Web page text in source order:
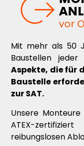
vor
Mit mehr als 50
Baustellen jeder
Aspekte, die für
Baustelle
zur SAT.
Unsere
ATEX-
reibungslosen